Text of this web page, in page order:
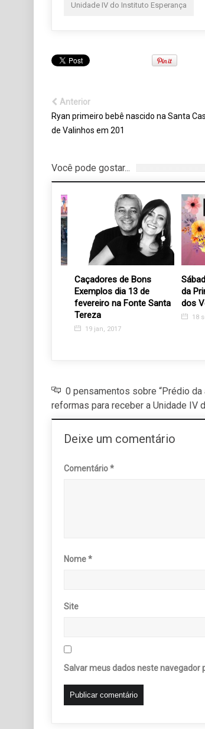
Unidade IV do Instituto Esperança
Anterior
Ryan primeiro bebê nascido na Santa
de Valinhos em 201
Você pode gostar...
Caçadores de Bons
Exemplos dia 13 de
fevereiro na Fonte Santa
Tereza
19 jan, 2017
da
dos
18 set,
0 pensamentos sobre “Prédio
reformas para receber a Unidade IV
Deixe um comentário
Comentário*
Nome*
Site
Salvar meus dados neste navegador